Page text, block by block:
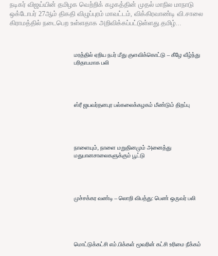
நடிகர் விஜய்யின் தமிழக வெற்றிக் கழகத்தின் முதல் மாநில மாநாடு
ஒக்டோபர் 27ஆம் திகதி விழுப்புரம் மாவட்டம், விக்கிரவாண்டி வி.சாலை
கிராமத்தில் நடைபெற உள்ளதாக அறிவிக்கப்பட்டுள்ளது.தமிழ்...
மரத்தில் ஏறிய நபர் மீது குளவிக்கொட்டு – கீழே வீழ்ந்து
பரிதாபமாக பலி
ஸ்ரீ ஜயவர்தனபுர பல்கலைக்கழகம் மீண்டும் திறப்பு
நாளையும், நாளை மறுதினமும் அனைத்து
மதுபானசாலைகளுக்கும் பூட்டு
முச்சக்கர வண்டி – லொறி விபத்து: பெண் ஒருவர் பலி
மொட்டுக்கட்சி எம்.பிக்கள் மூவரின் கட்சி உரிமை நீக்கம்